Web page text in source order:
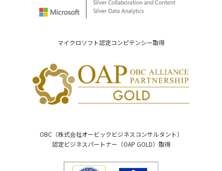
マイクロソフト認定コンピテンシー取得
OBC（株式会社オービックビジネスコンサルタント）
認定ビジネスパートナー（OAP GOLD）取得